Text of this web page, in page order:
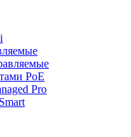
PoE
Pro